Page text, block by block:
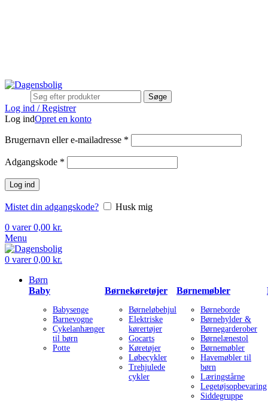
Søge
Log ind / Registrer
Log indOpret en konto
Brugernavn eller e-mailadresse *
Adgangskode *
Log ind
Mistet din adgangskode?
Husk mig
0 varer 0,00 kr.
Menu
0 varer 0,00 kr.
Børn
Baby
Babysenge
Barnevogne
Cykelanhænger
til børn
Potte
Børnekøretøjer
Børneløbehjul
Elektriske
kørertøjer
Gocarts
Køretøjer
Løbecykler
Trehjulede
cykler
Børnemøbler
Børneborde
Børnehylder &
Børnegarderober
Børnelænestol
Børnemøbler
Havemøbler til
børn
Læringstårne
Legetøjsopbevaring
Siddegruppe